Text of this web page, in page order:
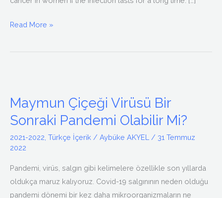
Read More »
Maymun Çiçeği Virüsü Bir
Sonraki Pandemi Olabilir Mi?
2021-2022 Türkçe İçerik / Aybüke AKYEL / 31 Temmuz
2022
Pandemi, virüs, salgın gibi kelimelere özellikle son yıllarda
oldukça maruz kalıyoruz. Covid-19 salgınının neden olduğu
pandemi dönemi bir kez daha mikroorganizmaların ne
Virüsü
Bir
Mi?